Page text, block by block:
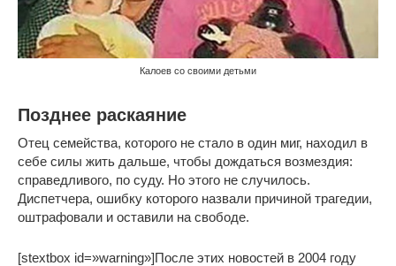
Калоев со своими детьми
Позднее раскаяние
Отец семейства, которого не стало в один миг, находил в
себе силы жить дальше, чтобы дождаться возмездия:
справедливого, по суду. Но этого не случилось.
Диспетчера, ошибку которого назвали причиной трагедии,
оштрафовали и оставили на свободе.
[stextbox id=»warning»]После этих новостей в 2004 году